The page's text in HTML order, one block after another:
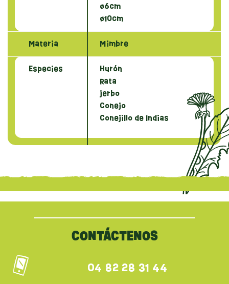
ø6cm
ø10cm
Materia Mimbre
Especies
Hurón
Rata
jerbo
Conejo
Conejillo de Indias
CONTÁCTENOS
04 82 28 31 44